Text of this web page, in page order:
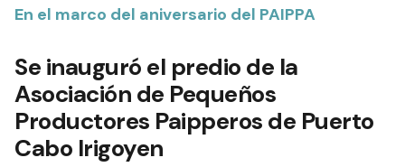
En el marco del aniversario del PAIPPA
Se inauguró el predio de la
Asociación de Pequeños
Productores Paipperos de Puerto
Cabo Irigoyen